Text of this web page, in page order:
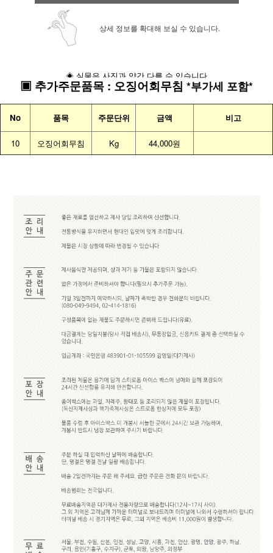
상세 정보를 확대해 보실 수 있습니다.
◈ 실물은 사진과 약간 다를 수 있습니다
▣ 추가주문품목 : 오징어회무침 *부가세 포함*
No 품목 주문단위 금액 비고
10 오징어회무침 Kg 44,000원